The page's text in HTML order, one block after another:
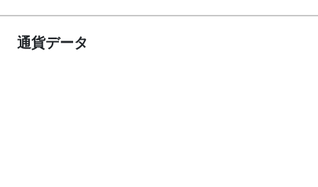
通貨データ